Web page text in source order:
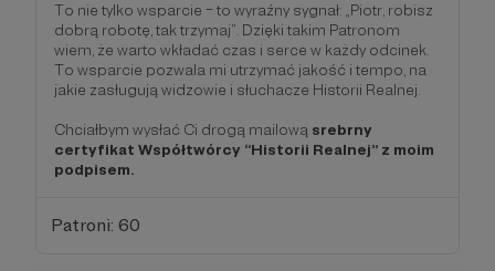
To nie tylko wsparcie – to wyraźny sygnał: „Piotr, robisz
dobrą robotę, tak trzymaj”. Dzięki takim Patronom
wiem, że warto wkładać czas i serce w każdy odcinek.
To wsparcie pozwala mi utrzymać jakość i tempo, na
jakie zasługują widzowie i słuchacze Historii Realnej.
Chciałbym wysłać Ci drogą mailową srebrny
certyfikat Współtwórcy “Historii Realnej” z moim
podpisem.
Patroni: 60